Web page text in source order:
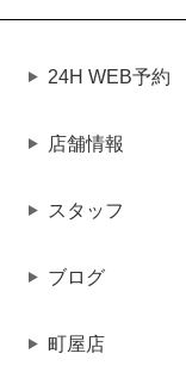
24H WEB予約
店舗情報
スタッフ
ブログ
町屋店